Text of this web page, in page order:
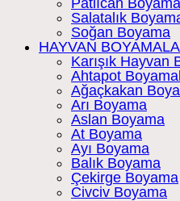
Patlıcan Boyama
Salatalık
Soğan Boyama
HAYVAN
Karışık Hayvan
Ahtapot
Ağaçkakan
Arı Boyama
Aslan Boyama
At Boyama
Ayı Boyama
Balık Boyama
Çekirge Boyama
Civciv Boyama